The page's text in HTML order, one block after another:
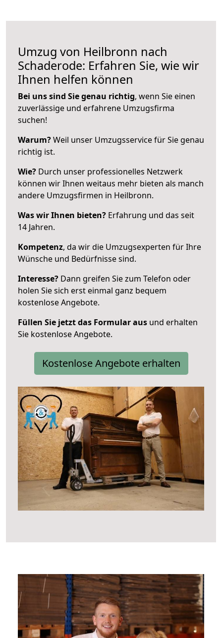
Umzug von Heilbronn nach
Schaderode: Erfahren Sie, wie wir
Ihnen helfen können
Bei uns sind Sie genau richtig, wenn Sie einen
zuverlässige und erfahrene Umzugsfirma
suchen!
Warum?Weil unser Umzugsservice für Sie genau
richtig ist.
Wie? Durch unser professionelles Netzwerk
können wir Ihnen weitaus mehr bieten als manch
andere Umzugsfirmen in Heilbronn.
Was wir Ihnen bieten? Erfahrung und das seit
14 Jahren.
Kompetenz, da wir die Umzugsexperten für Ihre
Wünsche und Bedürfnisse sind.
Interesse? Dann greifen Sie zum Telefon oder
holen Sie sich erst einmal ganz bequem
kostenlose Angebote.
Füllen Sie jetzt das Formular aus und erhalten
Sie kostenlose Angebote.
Kostenlose Angebote erhalten